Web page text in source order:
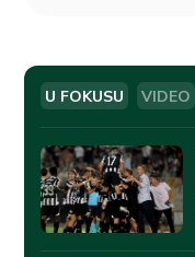
U FOKUSU VIDEO